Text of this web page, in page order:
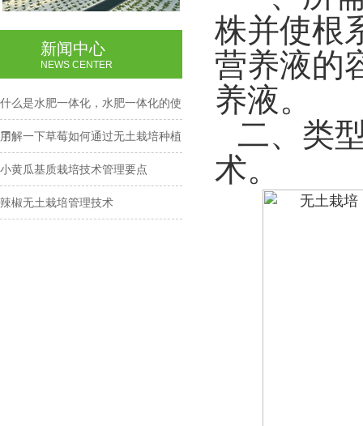
新闻中心
NEWS CENTER
什么是水肥一体化，水肥一体化的使
用
了解一下草莓如何通过无土栽培种植
小黄瓜基质栽培技术管理要点
辣椒无土栽培管理技术
株并使根
营养液的
养液。
二、类
术。